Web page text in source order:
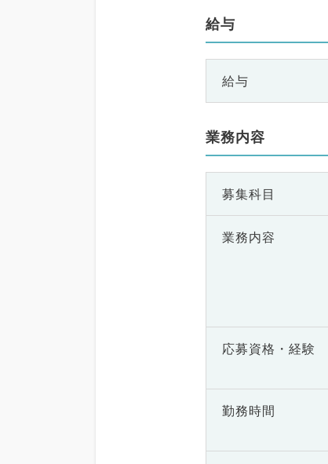
給与
給与
業務内容
募集科目
業務内容
応募資格・ 経験
勤務時間